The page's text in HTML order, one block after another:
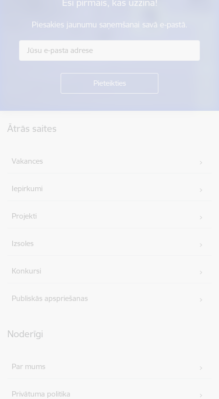
Esi pirmais, kas uzzina!
Piesakies jaunumu saņemšanai savā e-pastā.
Ātrās saites
Vakances
Iepirkumi
Projekti
Izsoles
Konkursi
Publiskās apspriešanas
Noderīgi
Par mums
Privātuma politika